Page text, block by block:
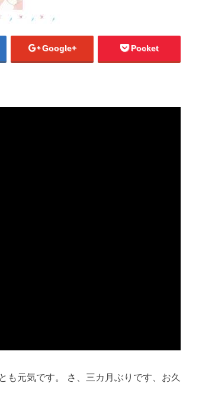
Google+ Pocket
も元気です。 さ、三カ月ぶりです、お久